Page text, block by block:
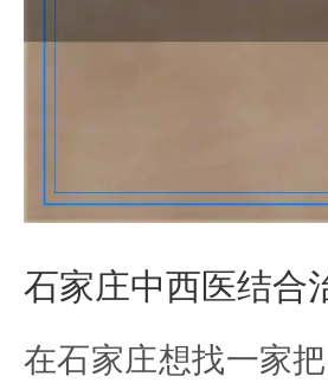
石家庄中西医结合
在石家庄想找一家